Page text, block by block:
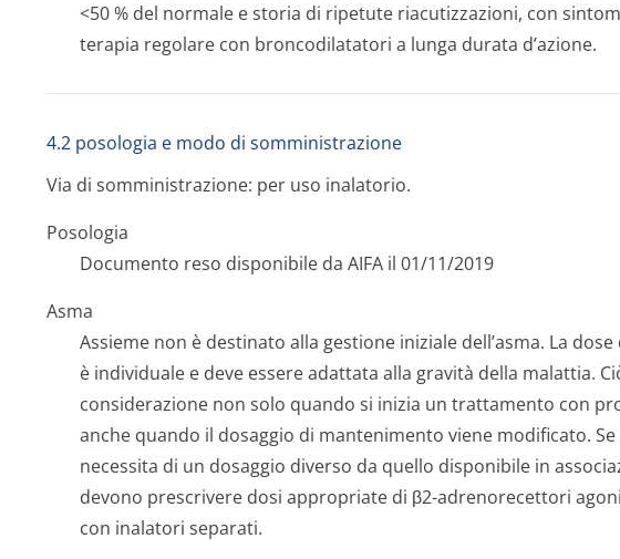
<50 % del normale e storia di ripetute riacutizzazioni, con
terapia regolare con broncodilatatori a lunga durata d’azione.
4.2 posologia e modo di somministrazione
Via di somministrazione: per uso inalatorio.
Posologia
Documento reso disponibile da AIFA il 01/11/2019
Asma
Assieme non è destinato alla gestione iniziale dell’asma. La
è individuale e deve essere adattata alla gravità della malattia.
considerazione non solo quando si inizia un trattamento con
anche quando il dosaggio di mantenimento viene modificato.
necessita di un dosaggio diverso da quello disponibile in
devono prescrivere dosi appropriate di β2-adrenorecettori
con inalatori separati.